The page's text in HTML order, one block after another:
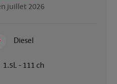
juillet 2026
Diesel
1.5L - 111 ch